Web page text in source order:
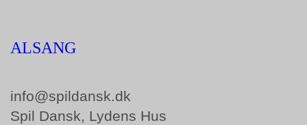
ALSANG
info@spildansk.dk
Spil Dansk, Lydens Hus